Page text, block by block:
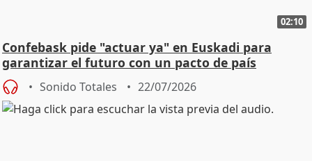
02:10
Confebask pide "actuar ya" en Euskadi para
garantizar el futuro con un pacto de país
Sonido Totales 22/07/2026